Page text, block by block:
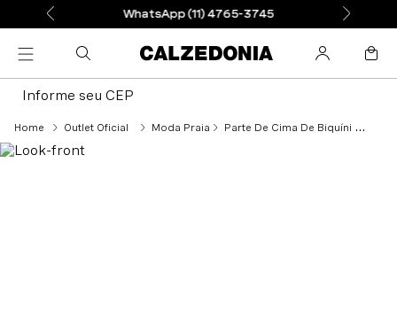
WhatsApp (11) 4765-3745
Informe seu CEP
Outlet Oficial Moda Praia Parte De Cima De Biquíni Push-Up Almofadado Valencia - Colorido